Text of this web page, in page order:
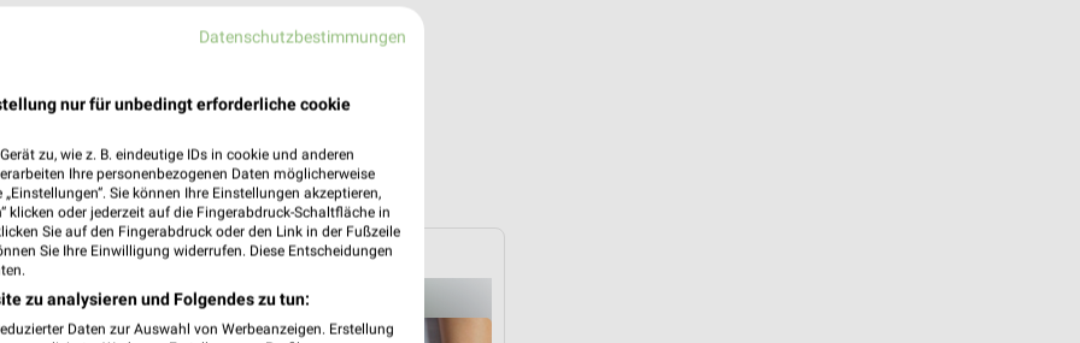
SANICARE
Datenschutzbestimmungen
nur für unbedingt erforderliche cookie
zu, wie z. B. eindeutige IDs in cookie und anderen
Ihre personenbezogenen Daten möglicherweise
Sie können Ihre Einstellungen akzeptieren,
klicken oder jederzeit auf die Fingerabdruck-Schaltfläche in
Sie auf den Fingerabdruck oder den Link in der Fußzeile
Sie Ihre Einwilligung widerrufen. Diese Entscheidungen
zu analysieren und Folgendes zu tun:
Daten zur Auswahl von Werbeanzeigen. Erstellung